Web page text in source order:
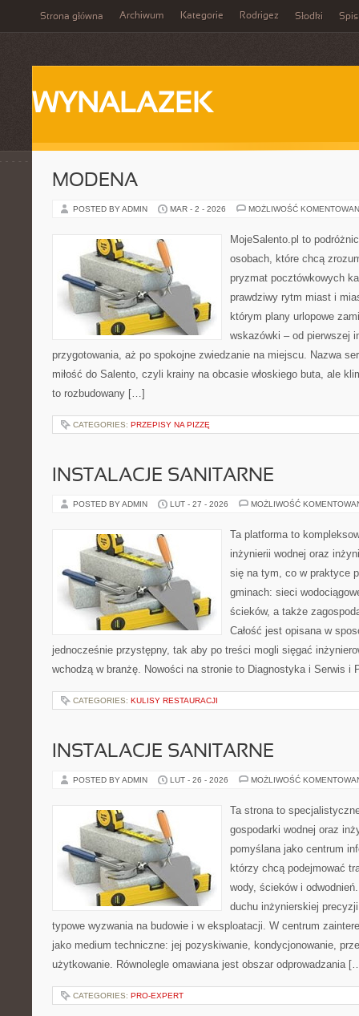
Strona główna Archiwum Kategorie Rodrigez Słodki Spis
WYNALAZEK
MODENA
POSTED BY ADMIN MAR - 2 - 2026 MOŻLIWOŚĆ
MojeSalento.pl to
osobach, które chcą
pryzmat pocztówkowych
prawdziwy rytm miast i
którym plany urlopowe
wskazówki – od pierwszej
przygotowania, aż po spokojne zwiedzanie na miejscu. Nazwa
miłość do Salento, czyli krainy na obcasie włoskiego buta, ale
to rozbudowany […]
CATEGORIES: PRZEPISY NA PIZZĘ
INSTALACJE SANITARNE
POSTED BY ADMIN LUT - 27 - 2026 MOŻLIWOŚĆ
Ta platforma to
inżynierii wodnej oraz
się na tym, co w praktyce
gminach: sieci
ścieków, a także
Całość jest opisana w
jednocześnie przystępny, tak aby po treści mogli sięgać
wchodzą w branżę. Nowości na stronie to Diagnostyka i Serwis i
CATEGORIES: KULISY RESTAURACJI
INSTALACJE SANITARNE
POSTED BY ADMIN LUT - 26 - 2026 MOŻLIWOŚĆ
Ta strona to
gospodarki wodnej oraz
pomyślana jako centrum
którzy chcą podejmować
wody, ścieków i
duchu inżynierskiej
typowe wyzwania na budowie i w eksploatacji. W centrum
jako medium techniczne: jej pozyskiwanie, kondycjonowanie,
użytkowanie. Równolegle omawiana jest obszar odprowadzania
CATEGORIES: PRO-EXPERT